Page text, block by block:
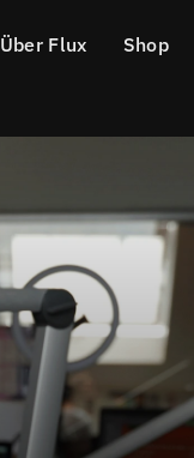
Über Flux Shop